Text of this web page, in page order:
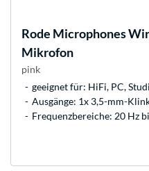
Rode Microphones
Mikrofon
pink
geeignet für: HiFi, PC,
Ausgänge: 1x 3,5-mm-
Frequenzbereiche: 20 Hz